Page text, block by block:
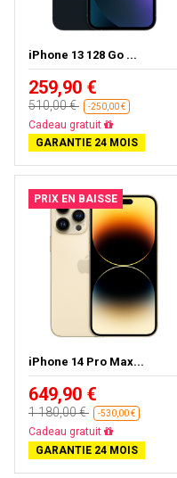
iPhone 13 128 Go ...
259,90 €
510,00 € -250,00 €
Livraison gratuite
GARANTIE 24 MOIS
PRIX EN BAISSE
iPhone 14 Pro Max...
649,90 €
1 180,00 € -530,00 €
Livraison gratuite
GARANTIE 24 MOIS